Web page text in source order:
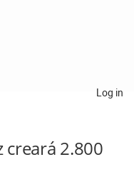
Log in
2.800